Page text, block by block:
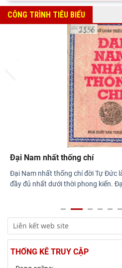
CÔNG TRÌNH TIÊU BIỂU
Đại Nam nhất thống chí
Đại Nam nhất thống chí đời Tự Đức
đầy đủ nhất dưới thời phong kiến.
THỐNG KÊ TRUY CẬP